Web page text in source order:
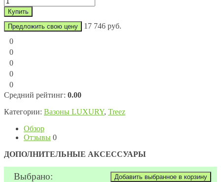
Предложить свою цену
17 746 руб.
0
0
0
0
0
Средний рейтинг: 0.00
Категории: Вазоны LUXURY, Treez
Обзор
Отзывы 0
ДОПОЛНИТЕЛЬНЫЕ АКСЕССУАРЫ
Выбрано: